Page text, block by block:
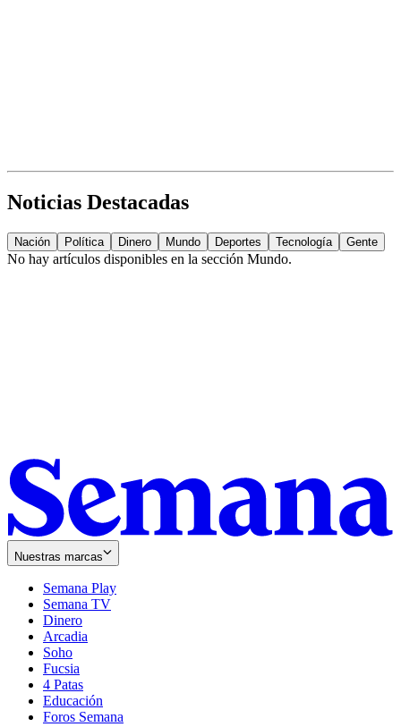
Noticias Destacadas
Nación Política Dinero Mundo Deportes Tecnología Gente
No hay artículos disponibles en la sección Mundo.
Nuestras marcas
Semana Play
Semana TV
Dinero
Arcadia
Soho
in
new
window
Fucsia
in
new
window
4 Patas
Educación
Foros Semana